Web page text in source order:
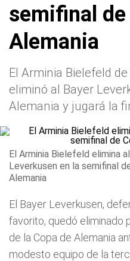
semifinal de
Alemania
El Arminia Bielefeld
eliminó al Bayer
Alemania y jugará la
El Arminia Bielefeld elimina
Leverkusen en la semifinal
Alemania
El Bayer Leverkusen,
favorito, quedó eliminado
de la Copa de Alemania
modesto equipo de la